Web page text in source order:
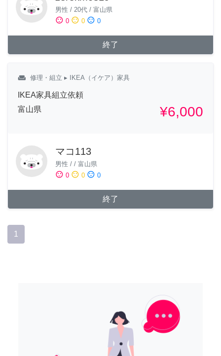
男性 / 20代 / 富山県
sentiment_satisfied 0 sentiment_neutral 0 sentiment_dissatisfied 0
終了
weekend 修理・組立 ▸ IKEA（イケア）家具
IKEA家具組立依頼
富山県
¥6,000
マコ113
男性 / / 富山県
sentiment_satisfied 0 sentiment_neutral 0 sentiment_dissatisfied 0
終了
1